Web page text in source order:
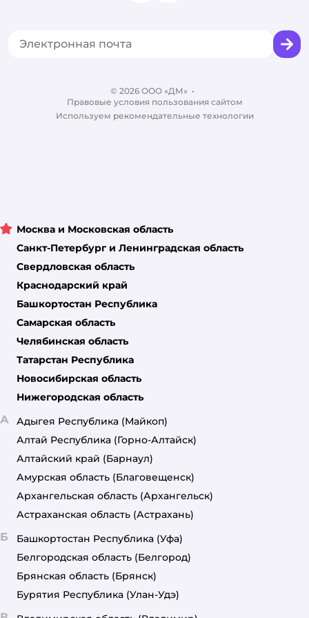
Блог
Корм для собак
© 2026 ООО «ДМ» •
Правовые условия пользования сайтом
Используем рекомендательные технологии
Москва и Московская область
Санкт-Петербург и Ленинградская область
Свердловская область
Краснодарский край
Башкортостан Республика
Самарская область
Челябинская область
Татарстан Республика
Новосибирская область
Нижегородская область
А Адыгея Республика (Майкоп)
Алтай Республика (Горно-Алтайск)
Алтайский край (Барнаул)
Амурская область (Благовещенск)
Архангельская область (Архангельск)
Астраханская область (Астрахань)
Б Башкортостан Республика (Уфа)
Белгородская область (Белгород)
Брянская область (Брянск)
Бурятия Республика (Улан-Удэ)